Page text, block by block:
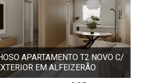
APARTAMENTO T2 NOVO C/
EM ALFEIZERÃO